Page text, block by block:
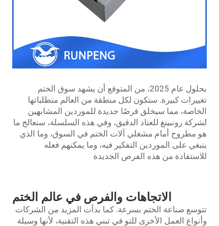
بحلول عام 2025، من المتوقع أن يشهد سوق الختم
تغييرات كبيرة. ستكون لكل منطقة من العالم متطلباتها
الخاصة، مما سيخلق فرصًا جديدة للموردين المشابهين
لشركة رونبينغ للعتاد الدقيق، وفي هذه السلسلة، سنعالج ما
هو مطروح أمام مشغلي آلات الختم في السوق، وما الذي
ينبغي على الموردين التفكير فيه، وما يمكنهم فعله
للاستفادة من هذه الفرص الجديدة
الاتجاهات والفرص في عالم الختم
تتوسع صناعة الختم بسرعة. كما بدأت المزيد من الشركات
وأنواع العمل الأخرى للتو في تبني هذه التقنية، لأنها وسيلة